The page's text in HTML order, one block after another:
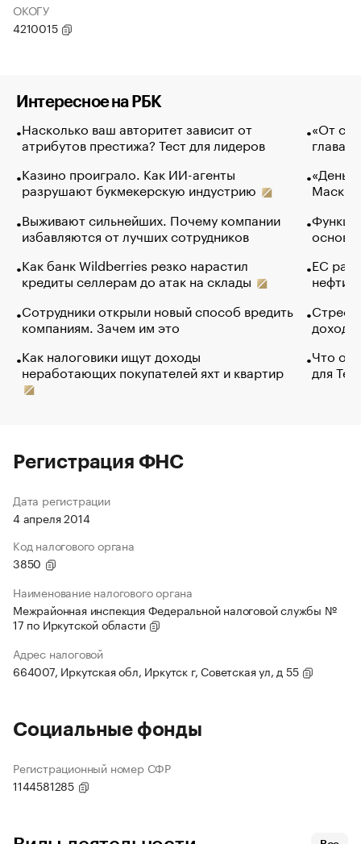
ОКОГУ
4210015
Интересное на РБК
Насколько ваш авторитет зависит от
атрибутов престижа? Тест для лидеров
Казино проиграло. Как ИИ-агенты
разрушают букмекерскую индустрию
Выживают сильнейших. Почему компании
избавляются от лучших сотрудников
Как банк Wildberries резко нарастил
кредиты селлерам до атак на склады
Сотрудники открыли новый способ вредить
компаниям. Зачем им это
Как налоговики ищут доходы
неработающих покупателей яхт и квартир
«От
глава
Маск в
основ
ЕС
нефти
Что
для
Регистрация ФНС
Дата регистрации
4 апреля 2014
Код налогового органа
3850
Наименование налогового органа
Межрайонная инспекция Федеральной налоговой службы №
17 по Иркутской области
Адрес налоговой
664007, Иркутская обл, Иркутск г, Советская ул, д 55
Социальные фонды
Регистрационный номер СФР
1144581285